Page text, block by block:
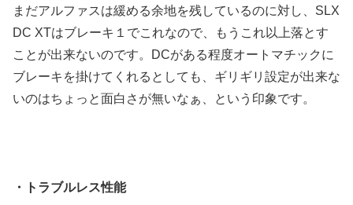
まだアルファスは緩める余地を残しているのに対し、SLX
DC XTはブレーキ１でこれなので、もうこれ以上落とす
ことが出来ないのです。DCがある程度オートマチックに
ブレーキを掛けてくれるとしても、ギリギリ設定が出来な
いのはちょっと面白さが無いなぁ、という印象です。
・トラブルレス性能